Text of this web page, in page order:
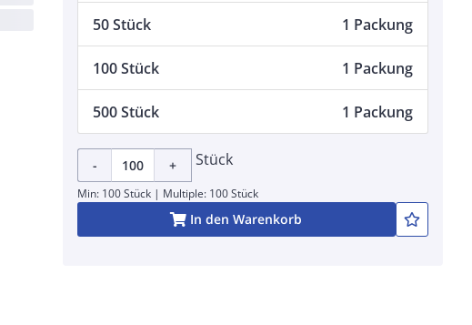
50 Stück 1 Packung
100 Stück 1 Packung
500 Stück 1 Packung
- + Stück
Min: 100 Stück | Multiple: 100 Stück
In den Warenkorb